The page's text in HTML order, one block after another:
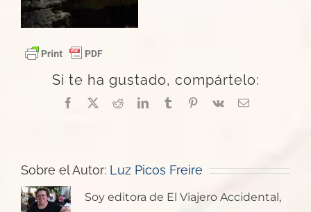
Si te ha gustado, compártelo:
Facebook
X RedditLinkedInTumblrPinterest
Vk
Correo
Sobre el Autor: Luz Picos Freire
Soy editora de El Viajero Accidental,